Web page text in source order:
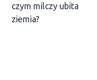
czym milczy ubita
ziemia?